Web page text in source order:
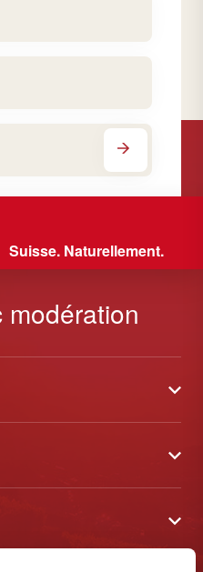
Suisse. Naturellement.
Gare 2 - CP 144 - 1964